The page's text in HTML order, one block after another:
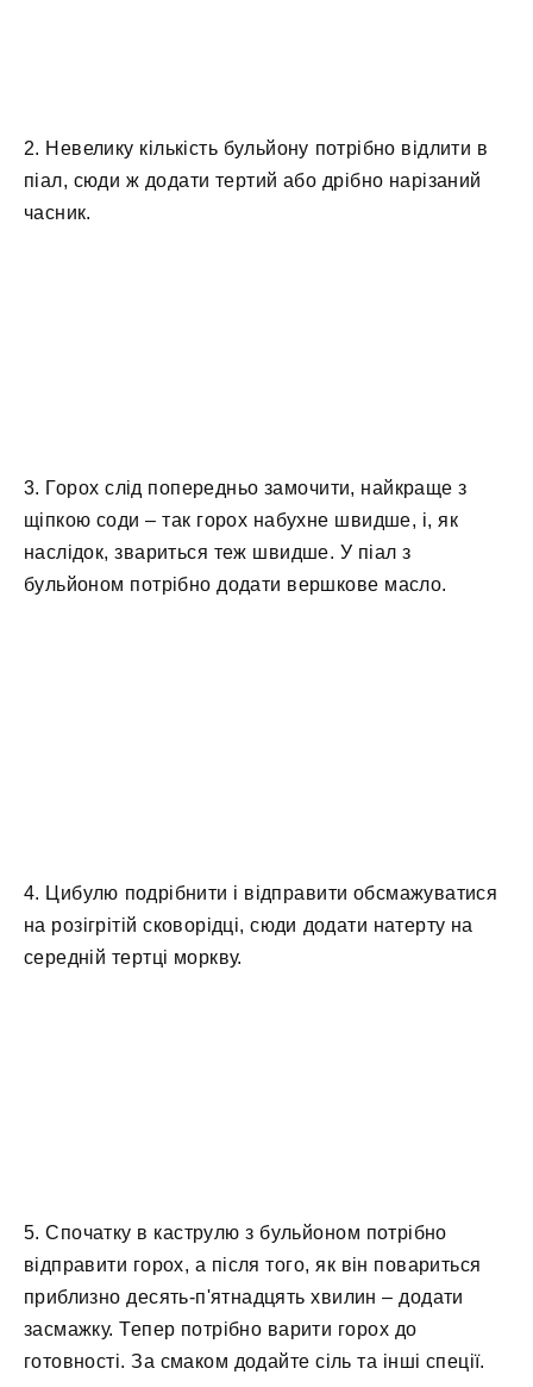
2. Невелику кількість бульйону потрібно відлити в
піал, сюди ж додати тертий або дрібно нарізаний
часник.
3. Горох слід попередньо замочити, найкраще з
щіпкою соди – так горох набухне швидше, і, як
наслідок, звариться теж швидше. У піал з
бульйоном потрібно додати вершкове масло.
4. Цибулю подрібнити і відправити обсмажуватися
на розігрітій сковорідці, сюди додати натерту на
середній тертці моркву.
5. Спочатку в каструлю з бульйоном потрібно
відправити горох, а після того, як він повариться
приблизно десять-п'ятнадцять хвилин – додати
засмажку. Тепер потрібно варити горох до
готовності. За смаком додайте сіль та інші спеції.